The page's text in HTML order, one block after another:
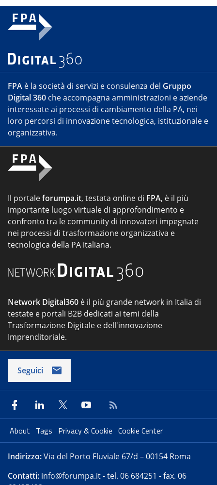
FPA è la società di servizi e consulenza del Gruppo
Digital 360 che accompagna amministrazioni e aziende
interessate ai processi di cambiamento della PA, nei
loro percorsi di innovazione tecnologica, istituzionale e
organizzativa.
Il portaleforumpa.it, testata online di FPA, è il più
importante luogo virtuale di approfondimento e
confronto tra le community di innovatori impegnate
nei processi di trasformazione organizzativa e
tecnologica della PA italiana.
Network Digital360 è il più grande network in Italia di
testate e portali B2B dedicati ai temi della
Trasformazione Digitale e dell'innovazione
Imprenditoriale.
Seguici
About Tags Privacy & Cookie Cookie Center
Indirizzo:Via del Porto Fluviale 67/d – 00154 Roma
Contatti: info@forumpa.it- tel. 06 684251 - fax. 06